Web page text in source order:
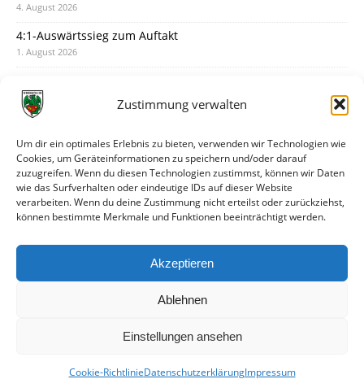
Zustimmung verwalten
Um dir ein optimales Erlebnis zu bieten, verwenden wir Technologien wie
Cookies, um Geräteinformationen zu speichern und/oder darauf
zuzugreifen. Wenn du diesen Technologien zustimmst, können wir Daten
wie das Surfverhalten oder eindeutige IDs auf dieser Website
verarbeiten. Wenn du deine Zustimmung nicht erteilst oder zurückziehst,
können bestimmte Merkmale und Funktionen beeinträchtigt werden.
Akzeptieren
Ablehnen
Einstellungen ansehen
Cookie-RichtlinieDatenschutzerklärungImpressum
4. August 2026
4:1-Auswärtssieg zum Auftakt
1. August 2026
31. Juli 2026
30. Juli 2026
Deine Spielminute: 89+1
28. Juli 2026
Neuer Rückensponsor
Neue Podcast-Folge: So tickt Björn!
27. Juli 2026